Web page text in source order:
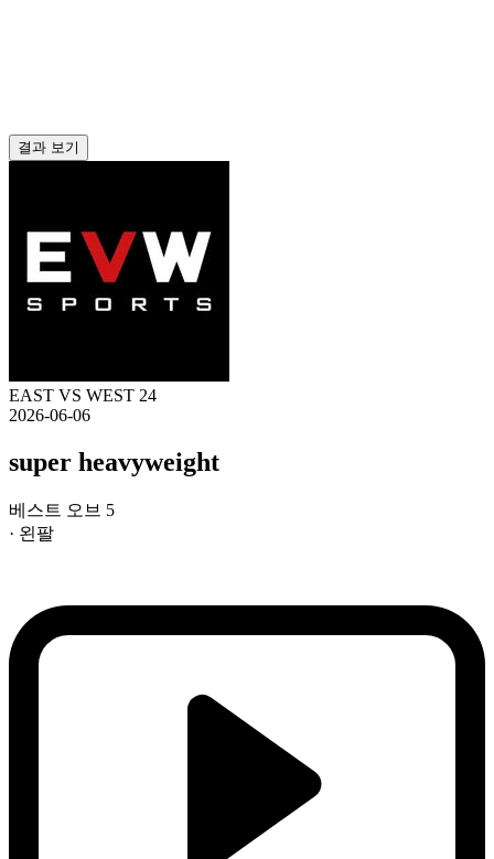
결과 보기
EAST VS WEST 24
2026-06-06
super heavyweight
베스트 오브 5
· 왼팔